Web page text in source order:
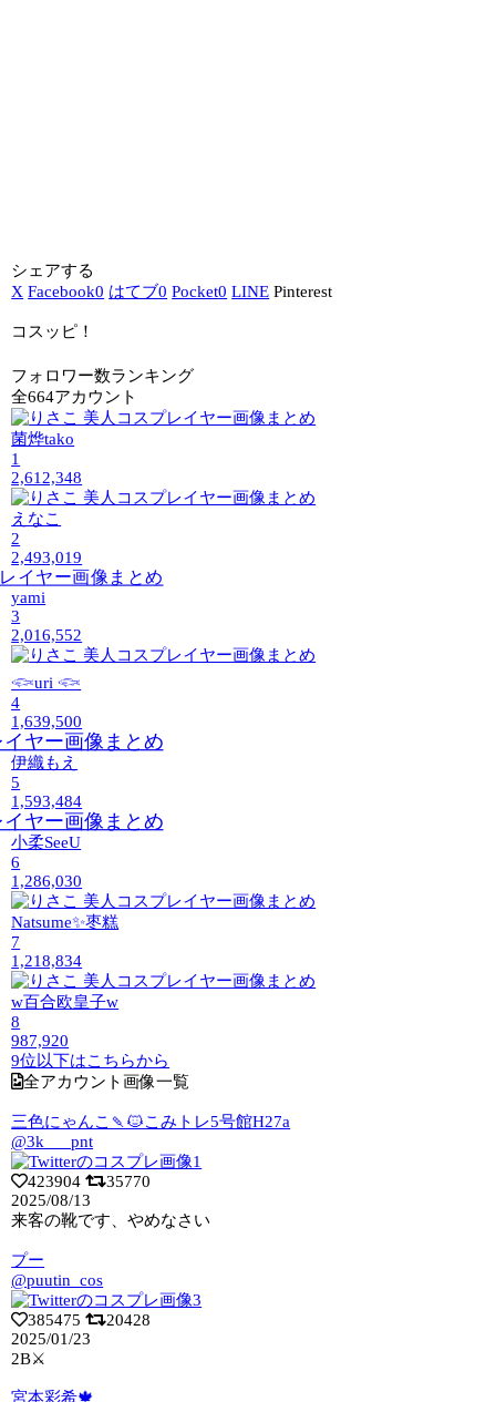
シェアする
X Facebook0 はてブ0 Pocket0 LINE Pinterest
コスッピ！
フォロワー数ランキング
全664アカウント
菌烨tako
1
2,612,348
えなこ
2
2,493,019
yami
3
2,016,552
𓆟uri 𓆟
4
1,639,500
伊織もえ
5
1,593,484
小柔SeeU
6
1,286,030
Natsume✨枣糕
7
1,218,834
w百合欧皇子w
8
987,920
9位以下はこちらから
全アカウント画像一覧
三色にゃんこ🍡🐱こみトレ5号館H27a
@3k___pnt
423904
35770
2025/08/13
来客の靴です、やめなさい
プー
@puutin_cos
385475
20428
2025/01/23
2B⚔️
宮本彩希🍁